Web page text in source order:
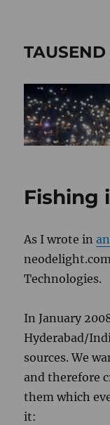
Fishing
As I wrote in
neodelight
Technologies.
In January
Hyderabad/
sources. We
and therefore
them which
it: